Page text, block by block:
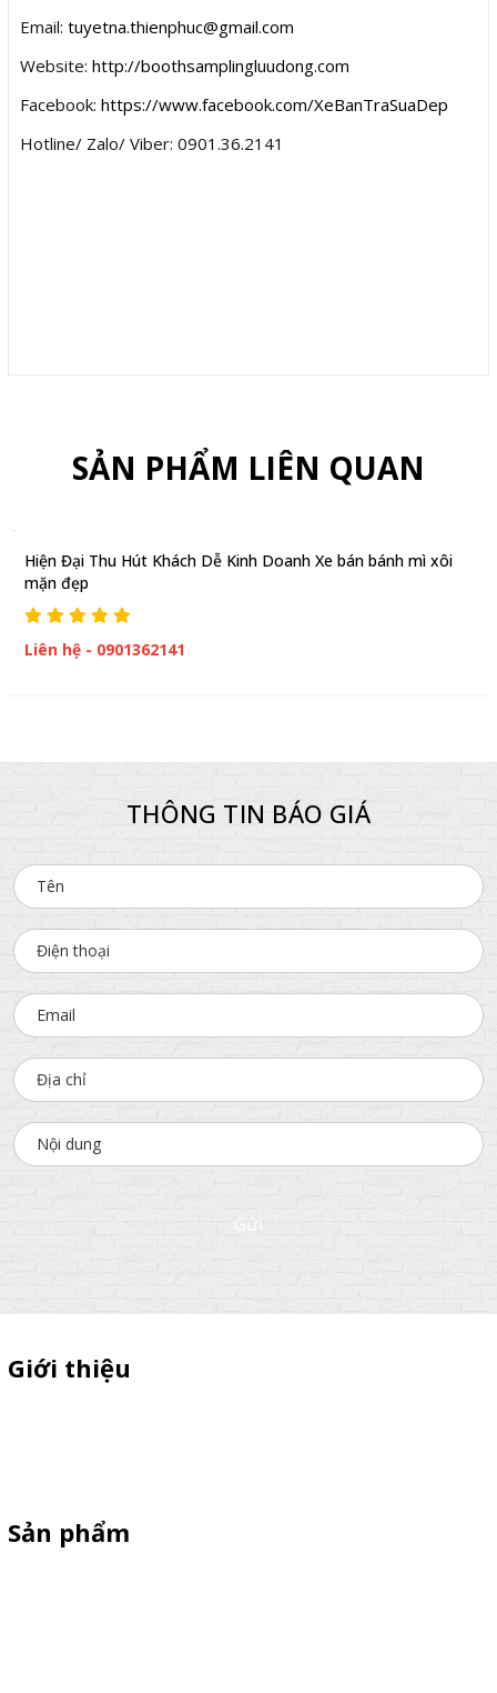
Email: tuyetna.thienphuc@gmail.com
Website: http://boothsamplingluudong.com
Facebook: https://www.facebook.com/XeBanTraSuaDep
Hotline/ Zalo/ Viber: 0901.36.2141
SẢN PHẨM LIÊN QUAN
Hiện Đại Thu Hút Khách Dễ Kinh Doanh Xe bán bánh mì xôi
mặn đẹp
Liên hệ - 0901362141
THÔNG TIN BÁO GIÁ
Gửi
Giới thiệu
Sản phẩm